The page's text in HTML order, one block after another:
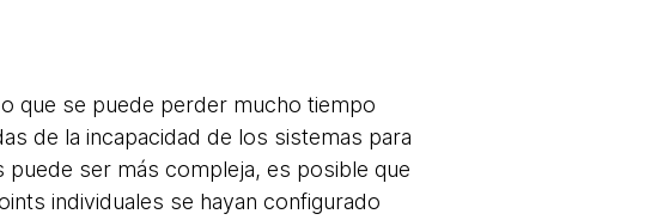
que se puede perder mucho tiempo
de la incapacidad de los sistemas para
ser más compleja, es posible que
individuales se hayan configurado